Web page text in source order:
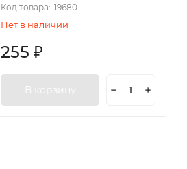
Код товара: 19680
Нет в наличии
255₽
В корзину